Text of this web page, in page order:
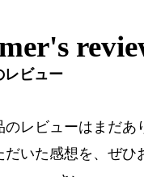
レビュー
のレビューはまだあ
だいた感想を、ぜひ